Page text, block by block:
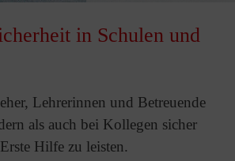
in Schulen und
Lehrerinnen und Betreuende
als auch bei Kollegen sicher
Hilfe zu leisten.